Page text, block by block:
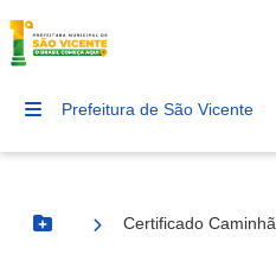
Prefeitura de São Vicente
Botão Menu
Certificado